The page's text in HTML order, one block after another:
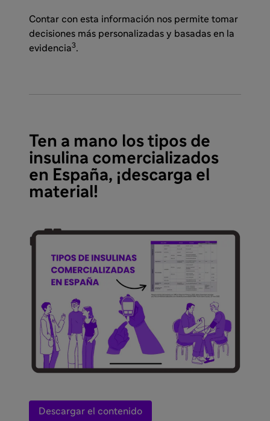
Contar con esta información nos permite tomar
decisiones más personalizadas y basadas en la
evidencia3.
Ten a mano los tipos de
insulina comercializados
en España, ¡descarga el
material!
Descargar el contenido